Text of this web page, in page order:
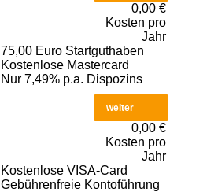
0,00 €
Kosten pro
Jahr
75,00 Euro Startguthaben
Kostenlose Mastercard
Nur 7,49% p.a. Dispozins
weiter
0,00 €
Kosten pro
Jahr
Kostenlose VISA-Card
Gebührenfreie Kontoführung